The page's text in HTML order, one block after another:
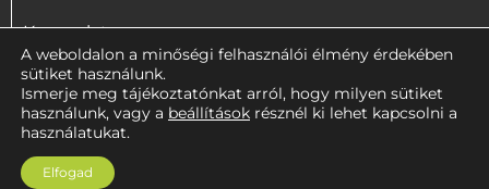
Kapcsolat
Copyright © 2021
Adatkezelési tájékoztató
A weboldalon a minőségi felhasználói élmény érdekében
sütiket használunk.
Ismerje meg tájékoztatónkat arról, hogy milyen sütiket
használunk, vagy a beállítások résznél ki lehet kapcsolni a
használatukat.
Elfogad